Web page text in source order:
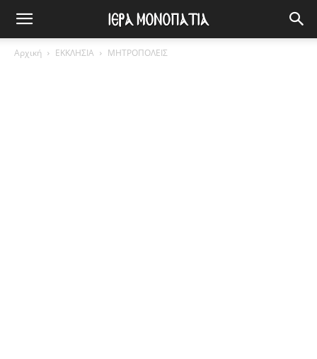
Αρχική ΕΚΚΛΗΣΙΑ ΜΗΤΡΟΠΟΛΕΙΣ